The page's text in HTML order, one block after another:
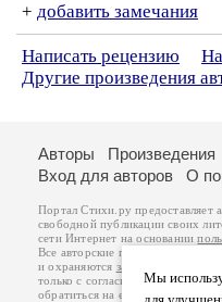
+ добавить замечания
Написать рецензию
Другие произведения
Мы
Авторы Произведения
Вход для авторов
О
Портал Стихи.ру предоставляет
свободной публикации своих
сети Интернет на основании
Все авторские права на
и охраняются законом
.
только с согласия его автора, к
обратиться на его авторской